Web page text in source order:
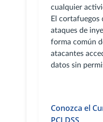
cualquier
El cortafuegos
ataques de
forma común
atacantes
datos sin
Conozca el